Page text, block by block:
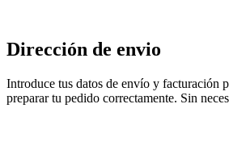
Dirección de envio
Introduce tus datos de envío y facturación
preparar tu pedido correctamente. Sin